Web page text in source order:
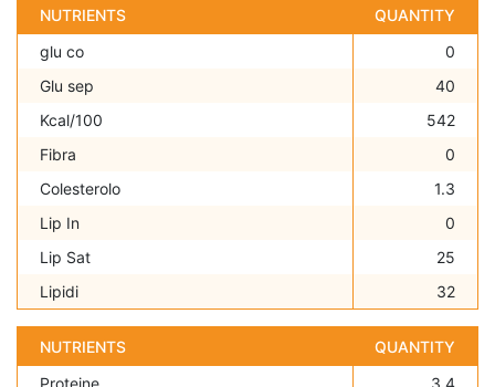
NUTRIENTS
QUANTITY
glu co
0
Glu sep
40
Kcal/100
542
Fibra
0
Colesterolo
1.3
Lip In
0
Lip Sat
25
Lipidi
32
NUTRIENTS
QUANTITY